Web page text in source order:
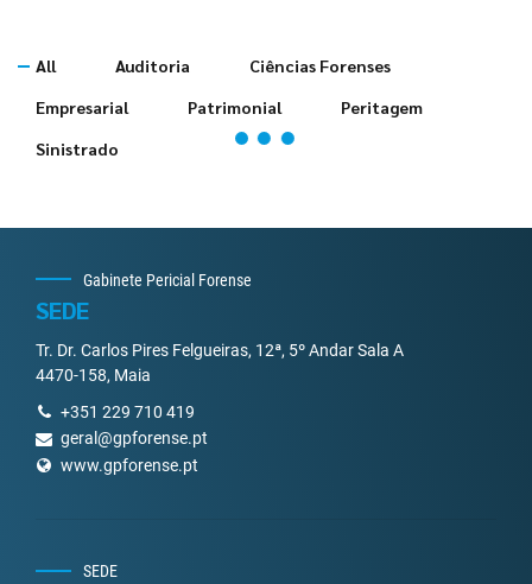
All Auditoria
Ciências Forenses
Empresarial
Patrimonial
Peritagem
Sinistrado
Gabinete Pericial Forense
SEDE
Tr. Dr. Carlos Pires Felgueiras, 12ª, 5º Andar Sala A
4470-158, Maia
+351 229 710 419
geral@gpforense.pt
www.gpforense.pt
SEDE